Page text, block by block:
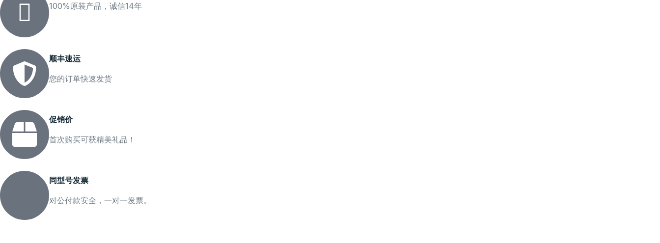
100%原装产品，诚信14年
顺丰速运
您的订单快速发货
促销价
首次购买可获精美礼品！
同型号发票
对公付款安全，一对一发票。